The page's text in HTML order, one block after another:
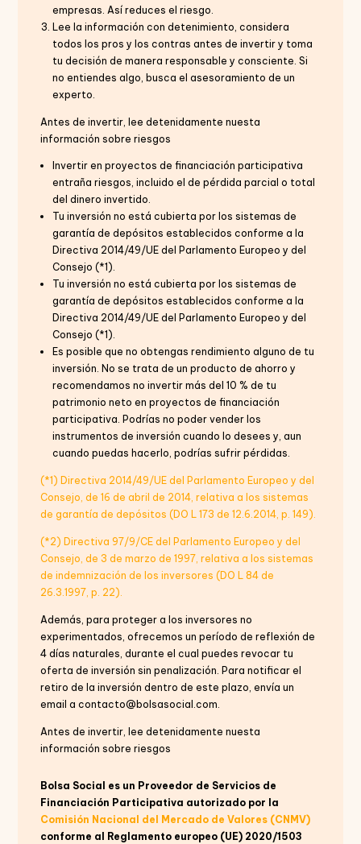
empresas. Así reduces el riesgo.
Lee la información con detenimiento, considera
todos los pros y los contras antes de invertir y toma
tu decisión de manera responsable y consciente. Si
no entiendes algo, busca el asesoramiento de un
experto.
Antes de invertir, lee detenidamente nuesta
información sobre riesgos
Invertir en proyectos de financiación participativa
entraña riesgos, incluido el de pérdida parcial o total
del dinero invertido.
Tu inversión no está cubierta por los sistemas de
garantía de depósitos establecidos conforme a la
Directiva 2014/49/UE del Parlamento Europeo y del
Consejo (*1).
Tu inversión no está cubierta por los sistemas de
garantía de depósitos establecidos conforme a la
Directiva 2014/49/UE del Parlamento Europeo y del
Consejo (*1).
Es posible que no obtengas rendimiento alguno de tu
inversión. No se trata de un producto de ahorro y
recomendamos no invertir más del 10 % de tu
patrimonio neto en proyectos de financiación
participativa. Podrías no poder vender los
instrumentos de inversión cuando lo desees y, aun
cuando puedas hacerlo, podrías sufrir pérdidas.
(*1) Directiva 2014/49/UE del Parlamento Europeo y del
Consejo, de 16 de abril de 2014, relativa a los sistemas
de garantía de depósitos (DO L 173 de 12.6.2014, p. 149).
(*2) Directiva 97/9/CE del Parlamento Europeo y del
Consejo, de 3 de marzo de 1997, relativa a los sistemas
de indemnización de los inversores (DO L 84 de
26.3.1997, p. 22).
Además, para proteger a los inversores no
experimentados, ofrecemos un período de reflexión de
4 días naturales, durante el cual puedes revocar tu
oferta de inversión sin penalización. Para notificar el
retiro de la inversión dentro de este plazo, envía un
email a contacto@bolsasocial.com.
Antes de invertir, lee detenidamente nuesta
información sobre riesgos
Bolsa Social es un Proveedor de Servicios de
Financiación Participativa autorizado por la
Comisión Nacional del Mercado de Valores (CNMV)
conforme al Reglamento europeo (UE) 2020/1503